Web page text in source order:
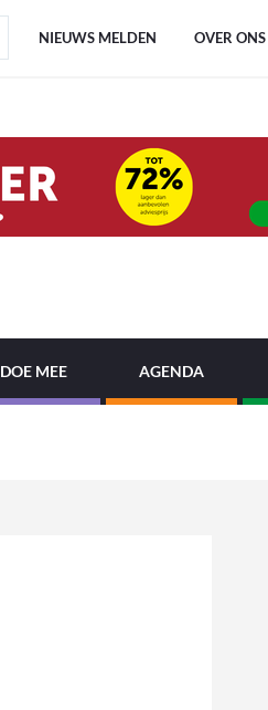
NIEUWS MELDEN OVER ONS
DOE MEE AGENDA